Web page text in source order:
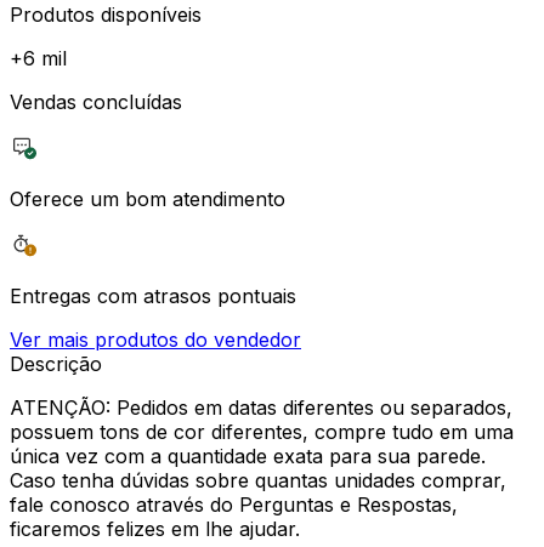
Produtos disponíveis
+6 mil
Vendas concluídas
Oferece um bom atendimento
Entregas com atrasos pontuais
Ver mais produtos do vendedor
Descrição
ATENÇÃO: Pedidos em datas diferentes ou separados,
possuem tons de cor diferentes, compre tudo em uma
única vez com a quantidade exata para sua parede.
Caso tenha dúvidas sobre quantas unidades comprar,
fale conosco através do Perguntas e Respostas,
ficaremos felizes em lhe ajudar.